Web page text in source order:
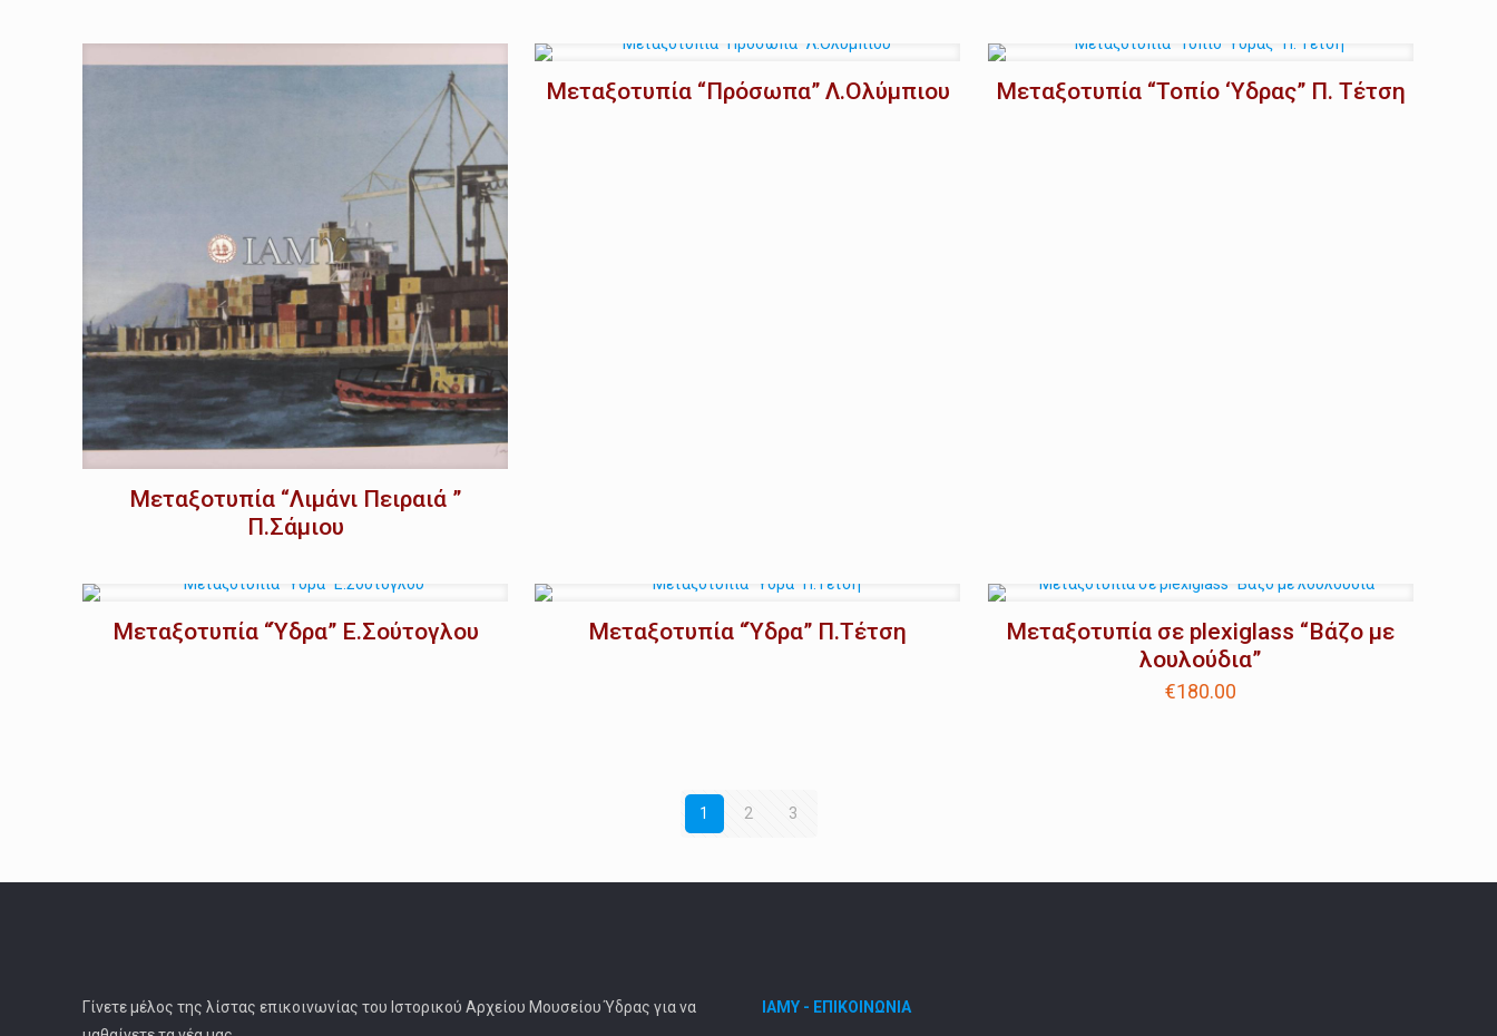
Μεταξοτυπία “Λιμάνι Πειραιά ”
Π.Σάμιου
Μεταξοτυπία “Πρόσωπα” Λ.Ολύμπιου Μεταξοτυπία “Τοπίο ‘Υδρας” Π. Τέτση
Μεταξοτυπία “Ύδρα” Ε.Σούτογλου Μεταξοτυπία “Ύδρα” Π.Τέτση
Μεταξοτυπία σε plexiglass “Βάζο με
λουλούδια”
€180.00
1 2 3
Γίνετε μέλος της λίστας επικοινωνίας του Ιστορικού Αρχείου Μουσείου Ύδρας για να
ΙΑΜΥ - ΕΠΙΚΟΙΝΩΝΙΑ